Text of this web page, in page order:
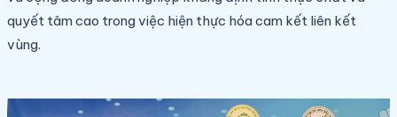
quyết tâm cao trong việc hiện thực hóa cam kết liên kết
vùng.